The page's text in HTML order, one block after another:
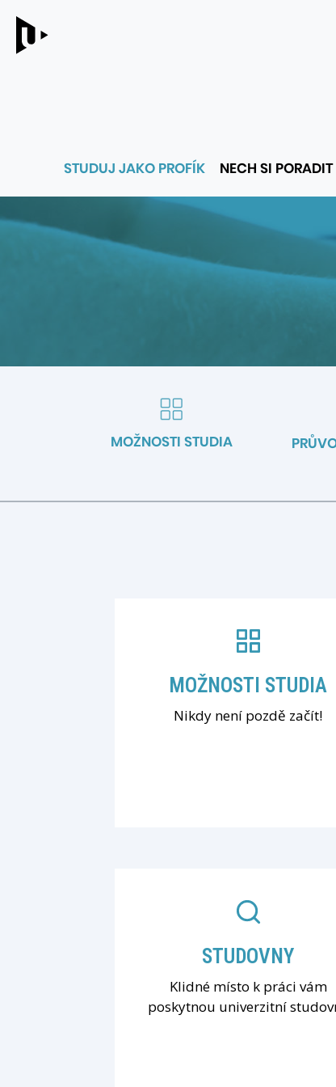
STUDUJ JAKO PROFÍK NECH SI PORADIT
MOŽNOSTI STUDIA
MOŽNOSTI STUDIA
Nikdy není pozdě začít!
STUDOVNY
Klidné místo k práci vám
poskytnou univerzitní